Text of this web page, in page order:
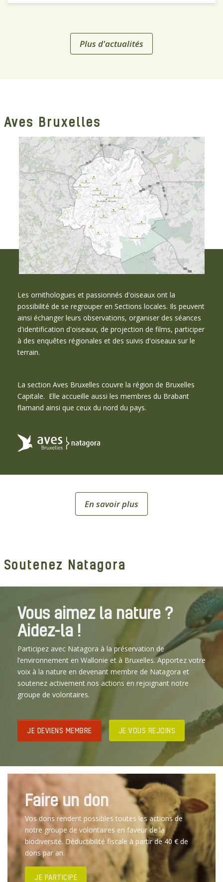
Plus d'actualités
Aves Bruxelles
Les ornithologues et passionnés d'oiseaux ont la
possibilité de se regrouper en Sections locales. Ils peuvent
ainsi échanger leurs observations, organiser des séances
d'identification d'oiseaux, de projection de films, participer
à des enquêtes régionales et des suivis d'oiseaux sur le
terrain.
La section Aves Bruxelles couvre la région de Bruxelles
Capitale. Elle accueille aussi les membres du Brabant
flamand ainsi que ceux du nord du pays.
En savoir plus
Soutenez Natagora
Vous aimez la nature ?
Aidez-la !
Participez avec Natagora à la préservation de
l’environnement en Wallonie et à Bruxelles. Apportez votre
voix à la nature en devenant membre de Natagora et
soutenez activement nos actions en rejoignant notre
groupe de volontaires.
JE DEVIENS MEMBRE JE VOUS REJOINS
Faire un don
Vos dons rendent possibles toutes les actions de
notre groupe de volontaires en faveur de la
biodiversité. Déductibilité fiscale à partir de 40 € de
dons par an.
JE PARTICIPE